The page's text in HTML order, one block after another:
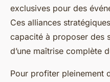
exclusives pour des
Ces alliances
capacité à proposer des
d’une maîtrise complète
Pour profiter pleinement